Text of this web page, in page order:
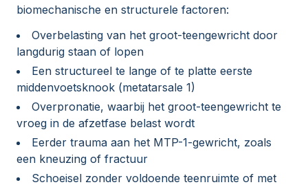
biomechanische en structurele factoren:
Overbelasting van het groot-teengewricht door
langdurig staan of lopen
Een structureel te lange of te platte eerste
middenvoetsknook (metatarsale 1)
Overpronatie, waarbij het groot-teengewricht te
vroeg in de afzetfase belast wordt
Eerder trauma aan het MTP-1-gewricht, zoals
een kneuzing of fractuur
Schoeisel zonder voldoende teenruimte of met